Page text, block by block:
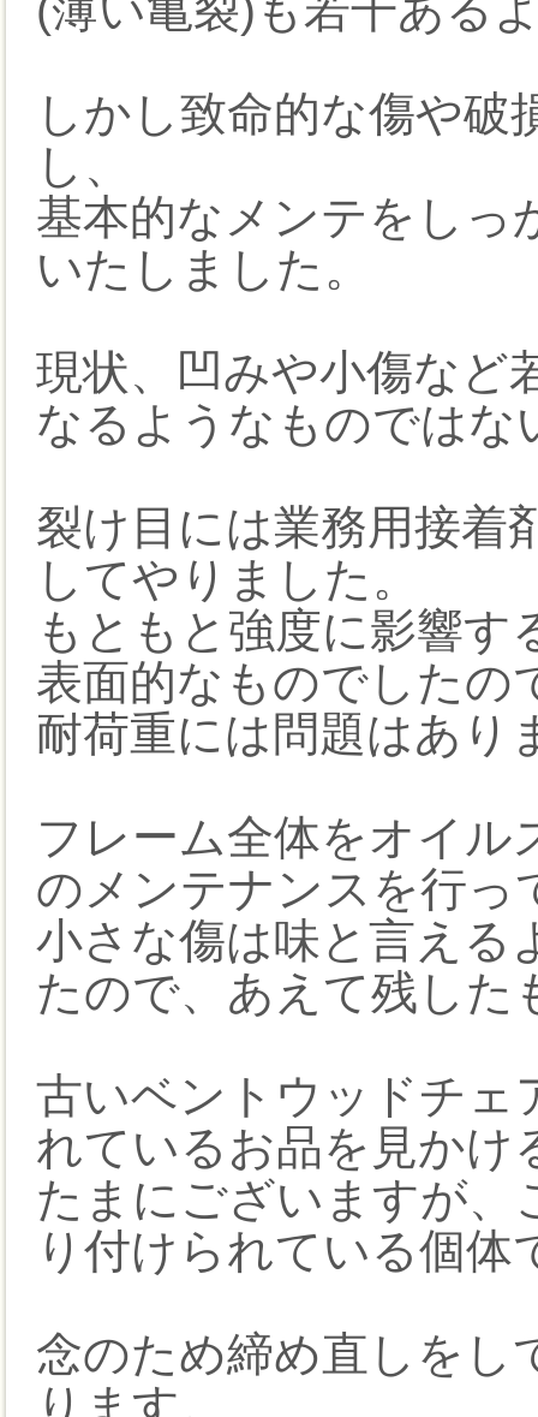
しかし致命的な傷や
し、
基本的なメンテをしっ
いたしました。
現状、凹みや小傷など
なるようなものではな
裂け目には業務用接着
してやりました。
もともと強度に影響
表面的なものでしたの
耐荷重には問題はあり
フレーム全体をオイル
のメンテナンスを行っ
小さな傷は味と言える
たので、あえて残した
古いベントウッドチェ
れているお品を見かけ
たまにございますが、
り付けられている個体
念のため締め直しをし
ります。